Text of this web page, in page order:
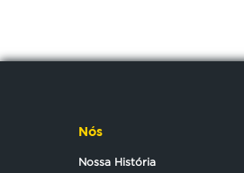
Nós
Nossa História